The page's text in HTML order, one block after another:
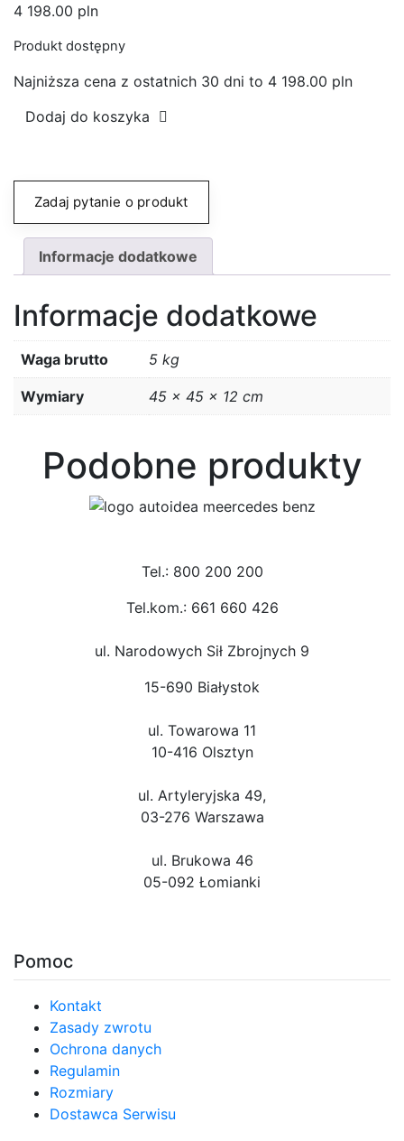
4 198.00 pln
Produkt dostępny
Najniższa cena z ostatnich 30 dni to 4 198.00 pln
Dodaj do koszyka
Zadaj pytanie o produkt
Informacje dodatkowe
Informacje dodatkowe
Waga brutto 5 kg
Wymiary 45 × 45 × 12 cm
Podobne produkty
Tel.: 800 200 200
Tel.kom.: 661 660 426
ul. Narodowych Sił Zbrojnych 9
15-690 Białystok
ul. Towarowa 11
10-416 Olsztyn
ul. Artyleryjska 49,
03-276 Warszawa
ul. Brukowa 46
05-092 Łomianki
Pomoc
Kontakt
Zasady zwrotu
Ochrona danych
Regulamin
Rozmiary
Dostawca Serwisu